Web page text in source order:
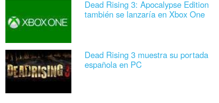
Dead Rising 3: Apocalypse Edition
también se lanzaría en Xbox One
Dead Rising 3 muestra su portada
española en PC